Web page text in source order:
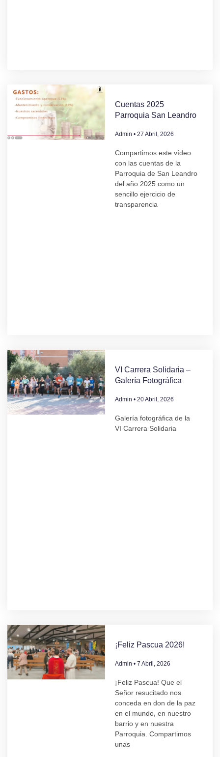
Cuentas 2025
Parroquia San Leandro
Admin 27 Abril, 2026
Compartimos este vídeo
con las cuentas de la
Parroquia de San Leandro
del año 2025 como un
sencillo ejercicio de
transparencia
VI Carrera Solidaria –
Galería Fotográfica
Admin 20 Abril, 2026
Galería fotográfica de la
VI Carrera Solidaria
¡Feliz Pascua 2026!
Admin 7 Abril, 2026
¡Feliz Pascua! Que el
Señor resucitado nos
conceda en don de la paz
en el mundo, en nuestro
barrio y en nuestra
Parroquia. Compartimos
unas